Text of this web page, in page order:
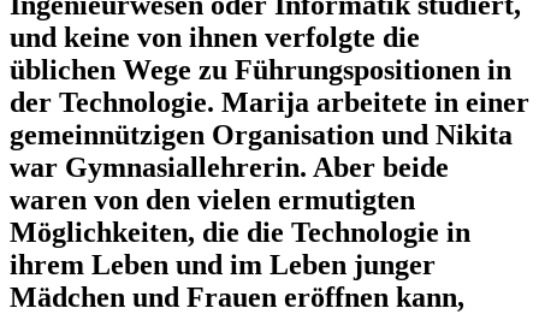
und keine von ihnen verfolgte die
üblichen Wege zu Führungspositionen in
der Technologie. Marija arbeitete in einer
gemeinnützigen Organisation und Nikita
war Gymnasiallehrerin. Aber beide
waren von den vielen ermutigten
Möglichkeiten, die die Technologie in
ihrem Leben und im Leben junger
Mädchen und Frauen eröffnen kann,